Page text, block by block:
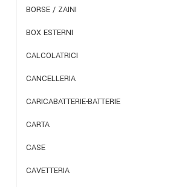
BORSE / ZAINI
BOX ESTERNI
CALCOLATRICI
CANCELLERIA
CARICABATTERIE-BATTERIE
CARTA
CASE
CAVETTERIA